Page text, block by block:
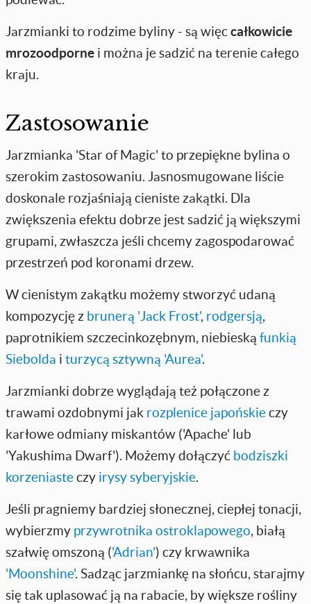
Jarzmianki to rodzime byliny - są więccałkowicie
mrozoodporne i można je sadzić na terenie całego
kraju.
Zastosowanie
Jarzmianka 'Star of Magic' to przepiękne bylina o
szerokim zastosowaniu. Jasnosmugowane liście
doskonale rozjaśniają cieniste zakątki. Dla
zwiększenia efektu dobrze jest sadzić ją większymi
grupami, zwłaszcza jeśli chcemy zagospodarować
przestrzeń pod koronami drzew.
W cienistym zakątku możemy stworzyć udaną
kompozycję z brunerą 'Jack Frost', rodgersją,
paprotnikiem szczecinkozębnym, niebieską funkią
Siebolda i turzycą sztywną 'Aurea'.
Jarzmianki dobrze wyglądają też połączone z
trawami ozdobnymi jak rozplenice japońskieczy
karłowe odmiany miskantów ('Apache' lub
'Yakushima Dwarf'). Możemy dołączyć bodziszki
korzeniasteczy irysy syberyjskie.
Jeśli pragniemy bardziej słonecznej, ciepłej tonacji,
wybierzmy przywrotnika ostroklapowego, białą
szałwię omszoną ('Adrian') czy krwawnika
'Moonshine'. Sadząc jarzmiankę na słońcu, starajmy
się tak uplasować ją na rabacie, by większe rośliny